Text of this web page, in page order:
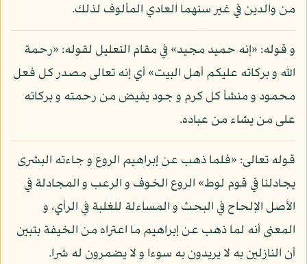
من والدين في غير سنهما العادي المألوف لذلك.
و قوله: «إنه حميد مجيد» في مقام التعليل لقوله: «رحمة
الله و بركاته عليكم أهل البيت» أي إنه تعالى مصدر كل فعل
محمود و منشأ كل كرم و جود يفيض من رحمته و بركاته
على من يشاء من عباده.
قوله تعالى: «فلما ذهب عن إبراهيم الروع و جاءته البشرى
يجادلنا في قوم لوط» الروع الخوف و الرعب و المجادلة في
الأصل الإلحاح في البحث و المساءلة للغلبة في الرأي، و
المعنى أنه لما ذهب عن إبراهيم ما اعتراه من الخيفة بتبين
أن النازلين به لا يريدون به سوءا و لا يضمرون له شرا.